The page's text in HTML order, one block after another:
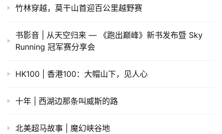
竹林穿越，莫干山首迎百公里越野赛
书影音 | 从天空归来 — 《跑出巅峰》新书发布暨 Sky
Running 冠军赛分享会
HK100 | 香港100：大帽山下，见人心
十年 | 西湖边那条叫威斯的路
北美超马故事 | 魔幻峡谷地